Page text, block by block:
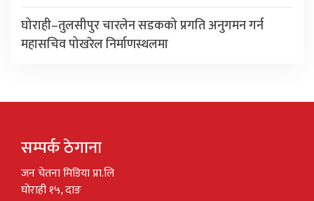
घोराही–तुलसीपुर चारलेन सडकको प्रगति अनुगमन गर्न
महासचिव पोखरेल निर्माणस्थलमा
सम्पर्क ठेगाना
जन चेतना मिडिया प्रा.लि
घोराही १५, दाङ